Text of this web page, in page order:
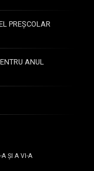
PREȘCOLAR
ANUL
A ȘI A VI-A